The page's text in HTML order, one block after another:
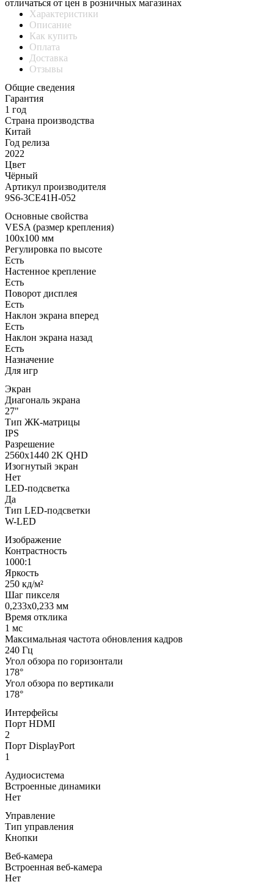
отличаться от цен в розничных магазинах
Характеристики
Описание
Как купить
Оплата
Доставка
Отзывы
Общие сведения
Гарантия
1 год
Страна производства
Китай
Год релиза
2022
Цвет
Чёрный
Артикул производителя
9S6-3CE41H-052
Основные свойства
VESA (размер крепления)
100x100 мм
Регулировка по высоте
Есть
Настенное крепление
Есть
Поворот дисплея
Есть
Наклон экрана вперед
Есть
Наклон экрана назад
Есть
Назначение
Для игр
Экран
Диагональ экрана
27"
Тип ЖК-матрицы
IPS
Разрешение
2560x1440 2K QHD
Изогнутый экран
Нет
LED-подсветка
Да
Тип LED-подсветки
W-LED
Изображение
Контрастность
1000:1
Яркость
250 кд/м²
Шаг пикселя
0,233x0,233 мм
Время отклика
1 мс
Максимальная частота обновления кадров
240 Гц
Угол обзора по горизонтали
178°
Угол обзора по вертикали
178°
Интерфейсы
Порт HDMI
2
Порт DisplayPort
1
Аудиосистема
Встроенные динамики
Нет
Управление
Тип управления
Кнопки
Веб-камера
Встроенная веб-камера
Нет